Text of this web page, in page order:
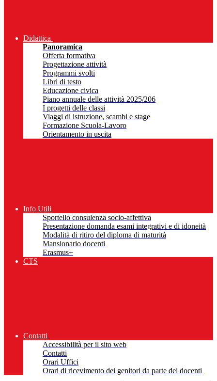
Didattica
Panoramica
Offerta formativa
Progettazione attività
Programmi svolti
Libri di testo
Educazione civica
Piano annuale delle attività 2025/206
I progetti delle classi
Viaggi di istruzione, scambi e stage
Formazione Scuola-Lavoro
Orientamento in uscita
Info Utili
Sportello consulenza socio-affettiva
Presentazione domanda esami integrativi e di idoneità
Modalità di ritiro del diploma di maturità
Mansionario docenti
Erasmus+
CTS
Contatti
Accessibilità per il sito web
Contatti
Orari Uffici
Orari di ricevimento dei genitori da parte dei docenti